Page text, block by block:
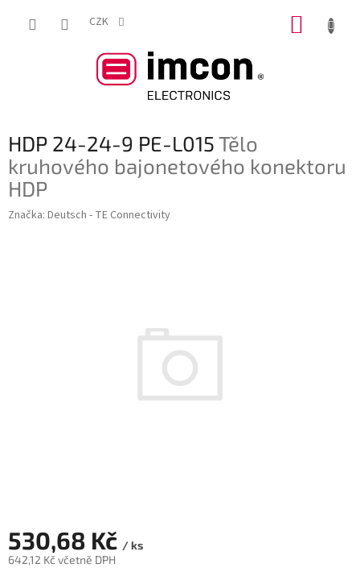
CZK
HDP 24-24-9 PE-L015Tělo
kruhového bajonetového konektoru
HDP
Značka: Deutsch - TE Connectivity
530,68 Kč / ks
642,12 Kč včetně DPH